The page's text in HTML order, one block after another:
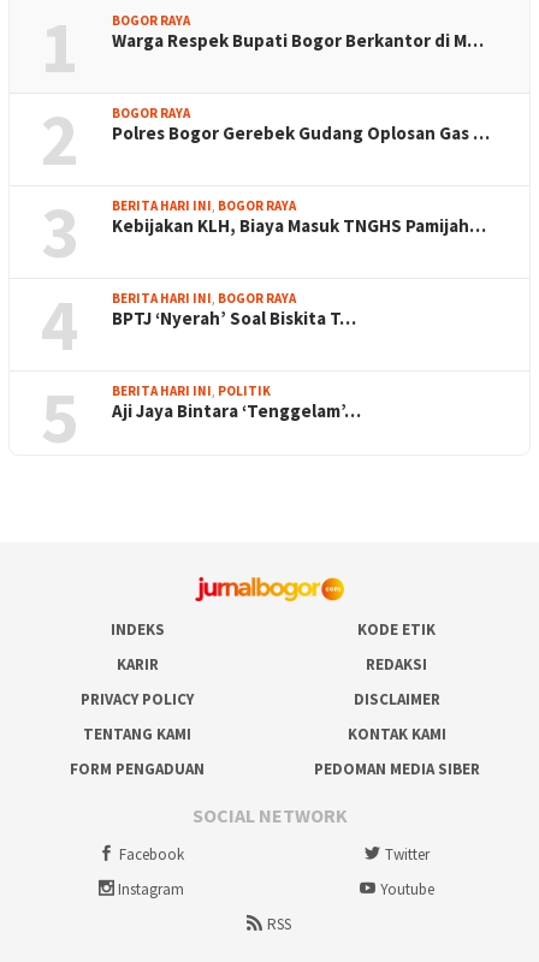
1 BOGOR RAYA
Warga Respek Bupati Bogor Berkantor di M…
2 BOGOR RAYA
Polres Bogor Gerebek Gudang Oplosan Gas …
3 BERITA HARI INI, BOGOR RAYA
Kebijakan KLH, Biaya Masuk TNGHS Pamijah…
4 BERITA HARI INI, BOGOR RAYA
BPTJ ‘Nyerah’ Soal Biskita T…
5 BERITA HARI INI, POLITIK
Aji Jaya Bintara ‘Tenggelam’…
INDEKS
KODE ETIK
KARIR
REDAKSI
PRIVACY POLICY
DISCLAIMER
TENTANG KAMI
KONTAK KAMI
FORM PENGADUAN
PEDOMAN MEDIA SIBER
SOCIAL NETWORK
Facebook
Twitter
Instagram
Youtube
RSS